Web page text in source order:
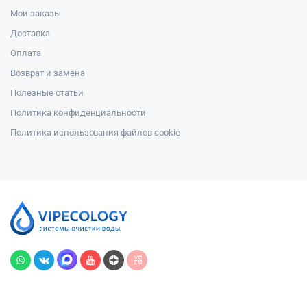
Мои заказы
Доставка
Оплата
Возврат и замена
Полезные статьи
Политика конфиденциальности
Политика использования файлов cookie